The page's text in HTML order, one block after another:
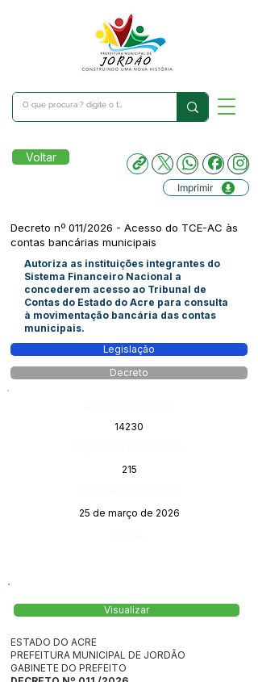
Voltar
Imprimir
Decreto nº 011/2026 - Acesso do TCE-AC às
contas bancárias municipais
Autoriza as instituições integrantes do
Sistema Financeiro Nacional a
concederem acesso ao Tribunal de
Contas do Estado do Acre para consulta
à movimentação bancária das contas
municipais.
Legislação
Decreto
14230
215
25 de março de 2026
Visualizar
ESTADO DO ACRE
PREFEITURA MUNICIPAL DE JORDÃO
GABINETE DO PREFEITO